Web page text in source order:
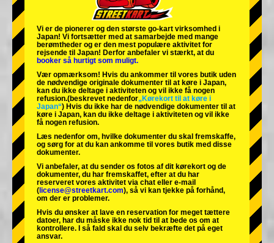
Tokyo Akihabara#2
Tokyo Shibuya Annex Tokyo Bay
Tokyo Asakusa Osaka
Okinawa
Vi er de pionerer og den største go-kart virksomhed i
Japan! Vi fortsætter med at samarbejde med mange
berømtheder og er den mest populære aktivitet for
rejsende til Japan! Derfor anbefaler vi stærkt, at du
booker så hurtigt som muligt.
Vær opmærksom! Hvis du ankommer til vores butik uden
de nødvendige originale dokumenter til at køre i Japan,
kan du ikke deltage i aktiviteten og vil ikke få nogen
refusion.(beskrevet nedenfor„Kørekort til at køre i
Japan“) Hvis du ikke har de nødvendige dokumenter til at
køre i Japan, kan du ikke deltage i aktiviteten og vil ikke
få nogen refusion.
Læs nedenfor om, hvilke dokumenter du skal fremskaffe,
og sørg for at du kan ankomme til vores butik med disse
dokumenter.
Vi anbefaler, at du sender os fotos af dit kørekort og de
dokumenter, du har fremskaffet, efter at du har
reserveret vores aktivitet via chat eller e-mail
( license@streetkart.com), så vi kan tjekke på forhånd,
om der er problemer.
Hvis du ønsker at lave en reservation for meget tættere
datoer, har du måske ikke nok tid til at bede os om at
kontrollere. I så fald skal du selv bekræfte det på eget
ansvar.